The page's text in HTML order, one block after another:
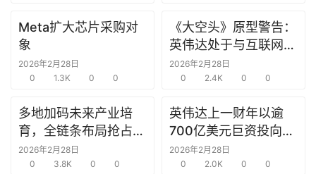
之
窗
链
合
圈
Meta扩大芯片采购对
象
2026年2月28日
0
1.3K 0 0
《大空头》原型警告：
英伟达处于与互联网泡
沫时期思科同样的“危
险境地”
2026年2月28日
0
2.4K 0 0
多地加码未来产业培
育，全链条布局抢占新
赛道先机
2026年2月28日
0
3.8K 0 0
英伟达上一财年以逾
700亿美元巨资投向合
作方，竭力巩固AI芯片
需求
2026年2月28日
0
2.0K 0 0